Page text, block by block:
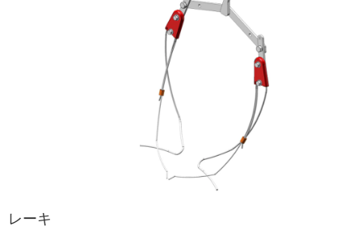
レーキ